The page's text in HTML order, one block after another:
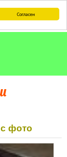
Согласен
фото